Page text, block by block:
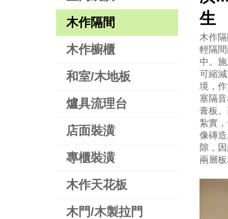
木作隔間
木作櫥櫃
和室/木地板
爐具流理台
店面裝潢
專櫃裝潢
木作天花板
木門/木製拉門
生
木作
輕隔
中。
可縮
境，
塞隔
膏板
紮實
像磚
隙，
兩層